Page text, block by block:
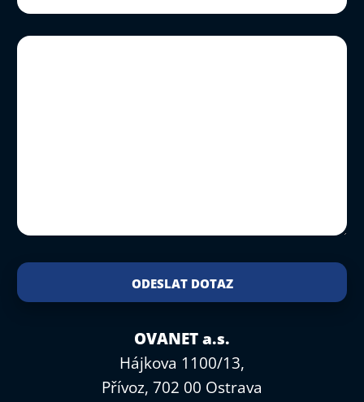
OVANET a.s.
Hájkova 1100/13,
Přívoz, 702 00 Ostrava